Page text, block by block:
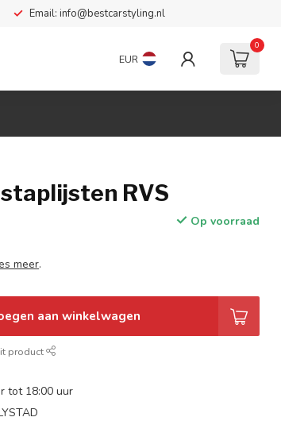
Email: info@bestcarstyling.nl
EUR
0
RVS
Op voorraad
meer.
aan winkelwagen
product
tot 18:00 uur